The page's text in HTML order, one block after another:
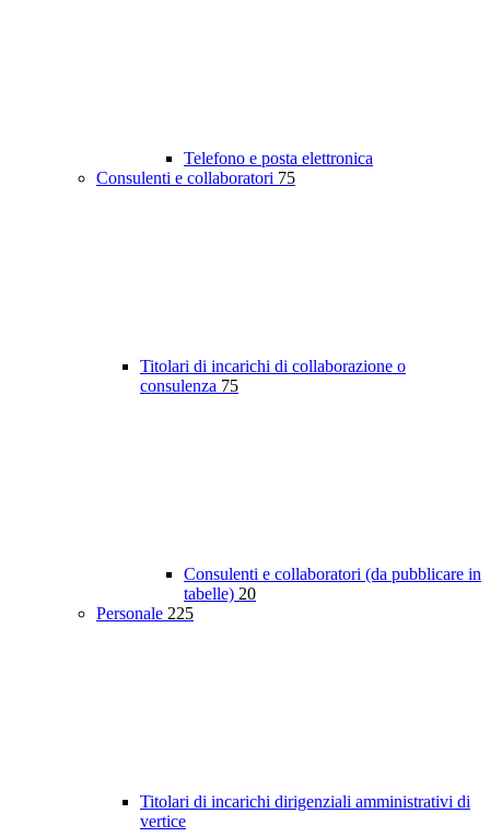
Telefono e posta elettronica
Consulenti e collaboratori 75
Titolari di incarichi di collaborazione o
consulenza 75
Consulenti e collaboratori (da pubblicare in
tabelle) 20
Personale 225
Titolari di incarichi dirigenziali amministrativi di
vertice